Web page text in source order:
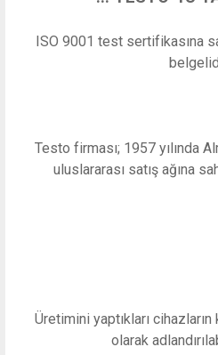
ISO 9001 test sertifikasına
Testo firması; 1957 yılında
uluslararası satış ağına
Üretimini yaptıkları
olarak